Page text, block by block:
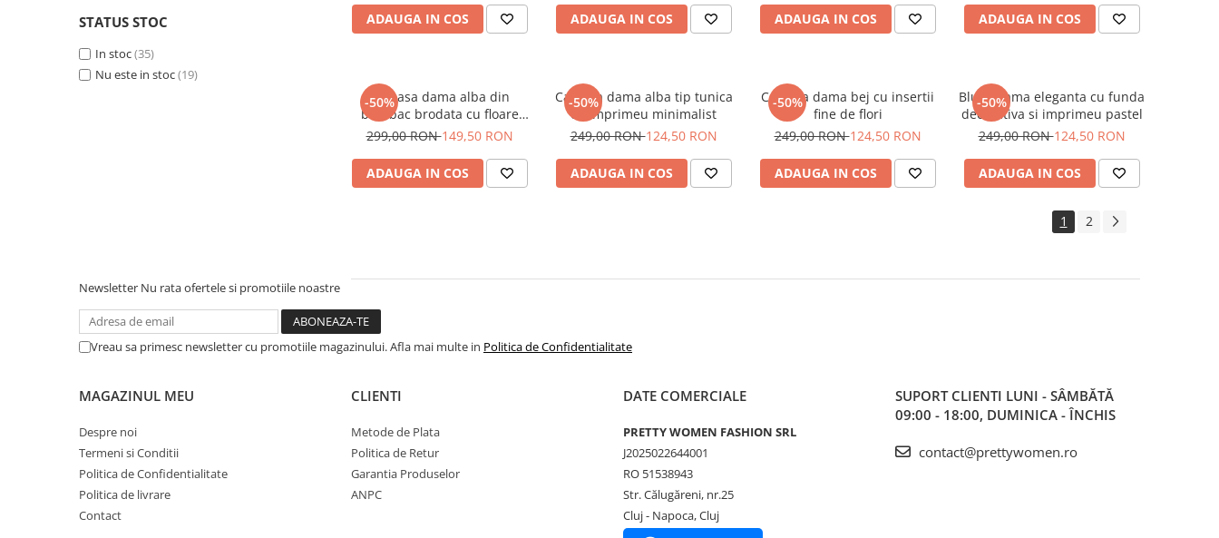
Galben(1)
Rosu (1)
Albastru (2)
STATUS STOC
In stoc(35)
Nu este in stoc(19)
ADAUGA IN COS ADAUGA IN COS ADAUGA IN COS ADAUGA IN COS
-50%
Camasa dama alba din
bumbac brodata cu floare
galbena
299,00 RON149,50 RON
ADAUGA IN COS
-50%
Camasa dama alba tip tunica
cu imprimeu minimalist
249,00 RON124,50 RON
ADAUGA IN COS
-50%
Camasa dama bej cu insertii
fine de flori
249,00 RON124,50 RON
ADAUGA IN COS
-50%
Bluza dama eleganta cu funda
decorativa si imprimeu pastel
249,00 RON124,50 RON
ADAUGA IN COS
1 2
Newsletter Nu rata ofertele si promotiile noastre
Vreau sa primesc newsletter cu promotiile magazinului. Afla mai multe in Politica de Confidentialitate
MAGAZINUL MEU
Despre noi
Termeni si Conditii
Politica de Confidentialitate
Politica de livrare
Contact
CLIENTI
Metode de Plata
Politica de Retur
Garantia Produselor
ANPC
DATE COMERCIALE
PRETTY WOMEN FASHION SRL
J2025022644001
RO 51538943
Str. Călugăreni, nr.25
Cluj - Napoca, Cluj
SUPORT CLIENTI LUNI - SÂMBĂTĂ
09:00 - 18:00, DUMINICA - ÎNCHIS
contact@prettywomen.ro